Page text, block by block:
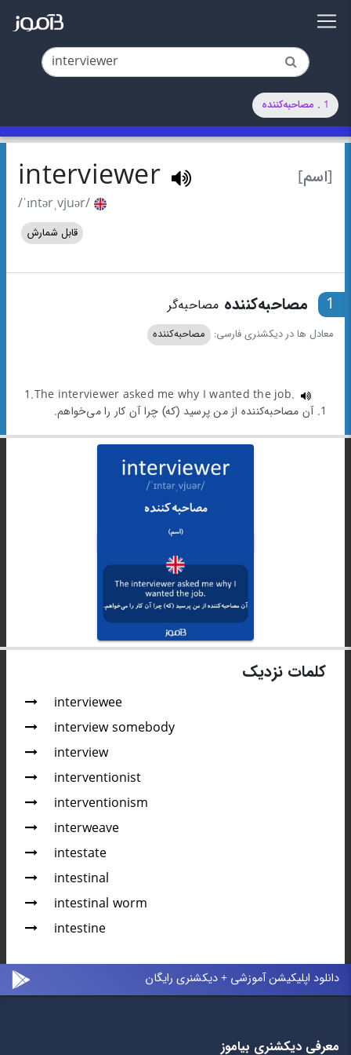
1 . مصاحبه‌کننده
[اسم] interviewer
/ˈɪntərˌvjuər/
قابل شمارش
1 مصاحبه‌کننده مصاحبه‌گر
معادل ها در دیکشنری فارسی: مصاحبه‌کننده
1.The interviewer asked me why I wanted the job.
1. آن مصاحبه‌کننده از من پرسید (که) چرا آن کار را می‌خواهم.
کلمات نزدیک
interviewee
interview somebody
interview
interventionist
interventionism
interweave
intestate
intestinal
intestinal worm
intestine
دانلود اپلیکیشن آموزشی + دیکشنری رایگان
معرفی دیکشنری بیاموز